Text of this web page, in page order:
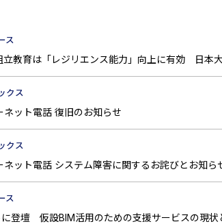
ス
立教育は「レジリエンス能力」向上に有効 日本
クス
ネット電話 復旧のお知らせ
クス
ネット電話 システム障害に関するお詫びとお知ら
ス
登壇 仮設BIM活用のための支援サービスの現状